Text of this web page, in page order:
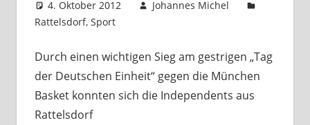
4. Oktober 2012
Johannes Michel
Rattelsdorf, Sport
Durch einen wichtigen Sieg am gestrigen „Tag
der Deutschen Einheit“ gegen die München
Basket konnten sich die Independents aus
Rattelsdorf